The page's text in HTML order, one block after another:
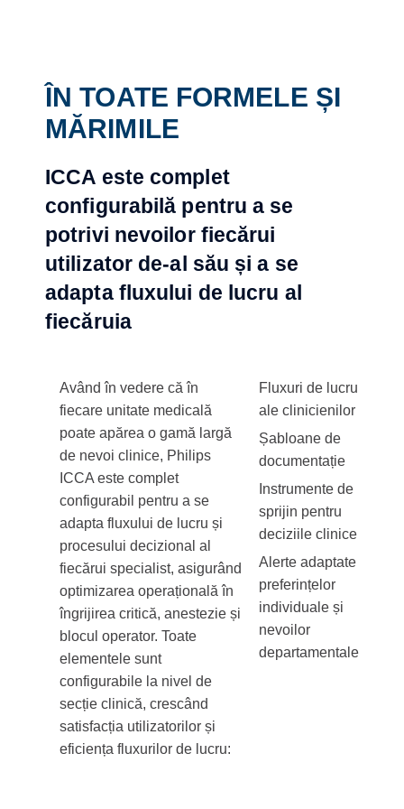
ÎN TOATE FORMELE ȘI
MĂRIMILE
ICCA este complet
configurabilă pentru a se
potrivi nevoilor fiecărui
utilizator de-al său și a se
adapta fluxului de lucru al
fiecăruia
Având în vedere că în
fiecare unitate medicală
poate apărea o gamă largă
de nevoi clinice, Philips
ICCA este complet
configurabil pentru a se
adapta fluxului de lucru și
procesului decizional al
fiecărui specialist, asigurând
optimizarea operațională în
îngrijirea critică, anestezie și
blocul operator. Toate
elementele sunt
configurabile la nivel de
secție clinică, crescând
satisfacția utilizatorilor și
eficiența fluxurilor de lucru:
Fluxuri de lucru
ale clinicienilor
Șabloane de
documentație
Instrumente de
sprijin pentru
deciziile clinice
Alerte adaptate
preferințelor
individuale și
nevoilor
departamentale